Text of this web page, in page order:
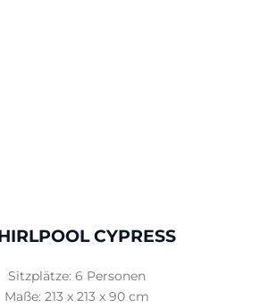
CYPRESS
Sitzplätze: 6 Personen
Maße: 213 x 213 x 90 cm